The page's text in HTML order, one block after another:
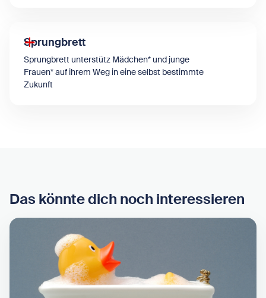
Sprungbrett
Sprungbrett unterstütz Mädchen* und junge
Frauen* auf ihrem Weg in eine selbst bestimmte
Zukunft
Das könnte dich noch interessieren